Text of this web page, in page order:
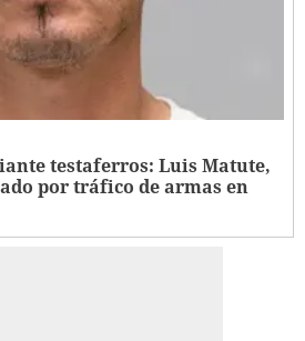
testaferros: Luis Matute,
por tráfico de armas en